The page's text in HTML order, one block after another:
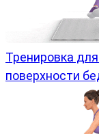
Тренировка
поверхности